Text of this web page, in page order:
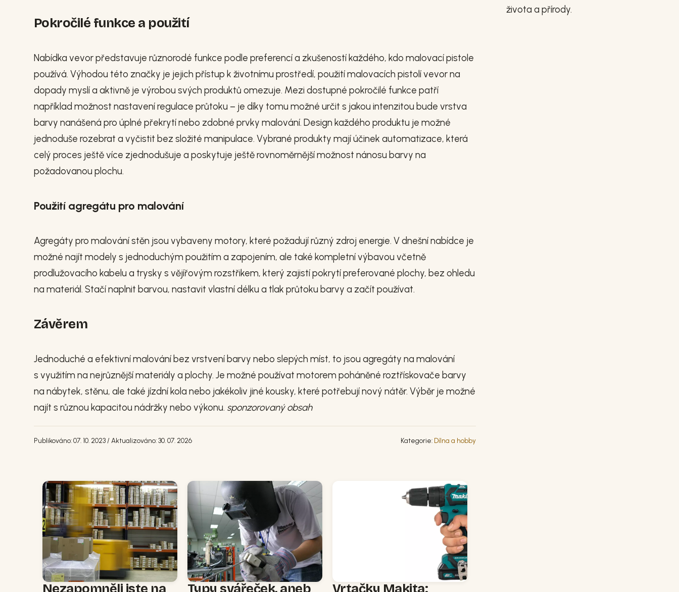
Pokročilé funkce a použití
Nabídka vevor představuje různorodé funkce podle preferencí a zkušeností každého, kdo malovací pistole
používá. Výhodou této značky je jejich přístup k životnímu prostředí, použití malovacích pistolí vevor na
dopady myslí a aktivně je výrobou svých produktů omezuje. Mezi dostupné pokročilé funkce patří
například možnost nastavení regulace průtoku – je díky tomu možné určit s jakou intenzitou bude vrstva
barvy nanášená pro úplné překrytí nebo zdobné prvky malování. Design každého produktu je možné
jednoduše rozebrat a vyčistit bez složité manipulace. Vybrané produkty mají účinek automatizace, která
celý proces ještě více zjednodušuje a poskytuje ještě rovnoměrnější možnost nánosu barvy na
požadovanou plochu.
Použití agregátu pro malování
Agregáty pro malování stěn jsou vybaveny motory, které požadují různý zdroj energie. V dnešní nabídce je
možné najít modely s jednoduchým použitím a zapojením, ale také kompletní výbavou včetně
prodlužovacího kabelu a trysky s vějířovým rozstřikem, který zajistí pokrytí preferované plochy, bez ohledu
na materiál. Stačí naplnit barvou, nastavit vlastní délku a tlak průtoku barvy a začít používat.
Závěrem
Jednoduché a efektivní malování bez vrstvení barvy nebo slepých míst, to jsou agregáty na malování
s využitím na nejrůznější materiály a plochy. Je možné používat motorem poháněné roztřískovače barvy
na nábytek, stěnu, ale také jízdní kola nebo jakékoliv jiné kousky, které potřebují nový nátěr. Výběr je možné
najít s různou kapacitou nádržky nebo výkonu. sponzorovaný obsah
Publikováno: 07. 10. 2023 / Aktualizováno: 30. 07. 2026 Kategorie: Dílna a hobby
Nezapomněli jste na Typy svářeček, aneb Vrtačky Makita:
života a přírody.